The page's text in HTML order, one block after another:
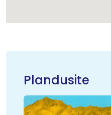
Plandusite